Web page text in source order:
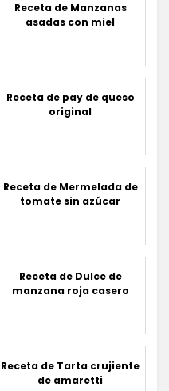
Receta de Manzanas
asadas con miel
Receta de pay de queso
original
Receta de Mermelada de
tomate sin azúcar
Receta de Dulce de
manzana roja casero
Receta de Tarta crujiente
de amaretti